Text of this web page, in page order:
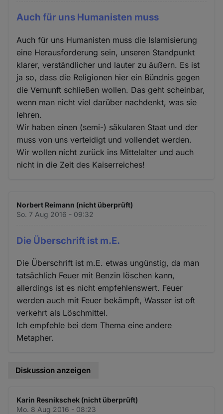
Auch für uns Humanisten muss
Auch für uns Humanisten muss die Islamisierung
eine Herausforderung sein, unseren Standpunkt
klarer, verständlicher und lauter zu äußern. Es ist
ja so, dass die Religionen hier ein Bündnis gegen
die Vernunft schließen wollen. Das geht scheinbar,
wenn man nicht viel darüber nachdenkt, was sie
lehren.
Wir haben einen (semi-) säkularen Staat und der
muss von uns verteidigt und vollendet werden.
Wir wollen nicht zurück ins Mittelalter und auch
nicht in die Zeit des Kaiserreiches!
Norbert Reimann (nicht überprüft)
So. 7 Aug 2016 - 09:32
Die Überschrift ist m.E.
Die Überschrift ist m.E. etwas ungünstig, da man
tatsächlich Feuer mit Benzin löschen kann,
allerdings ist es nicht empfehlenswert. Feuer
werden auch mit Feuer bekämpft, Wasser ist oft
verkehrt als Löschmittel.
Ich empfehle bei dem Thema eine andere
Metapher.
Diskussion anzeigen
Karin Resnikschek (nicht überprüft)
Mo. 8 Aug 2016 - 08:23